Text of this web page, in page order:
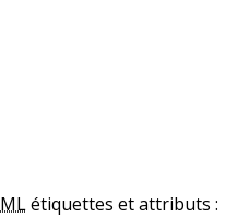
étiquettes et attributs :